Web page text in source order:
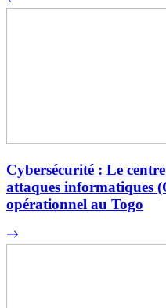
Cybersécurité : Le
attaques informatiques
opérationnel au Togo